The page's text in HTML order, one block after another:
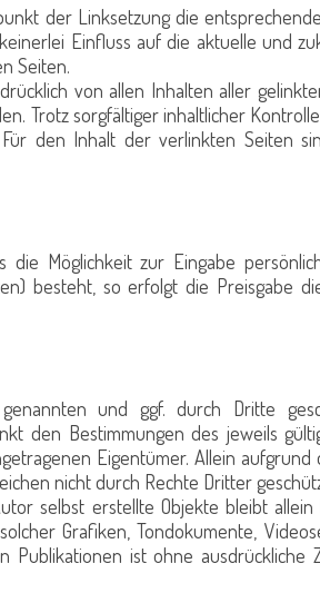
der Linksetzung die
Einfluss auf die aktuelle und
Seiten.
von allen Inhalten aller
Trotz sorgfältiger inhaltlicher
den Inhalt der verlinkten Seiten
Möglichkeit zur Eingabe
besteht, so erfolgt die Preisgabe
und ggf. durch Dritte
den Bestimmungen des jeweils
Eigentümer. Allein
nicht durch Rechte Dritter
selbst erstellte Objekte bleibt
Grafiken, Tondokumente,
Publikationen ist ohne ausdrückliche